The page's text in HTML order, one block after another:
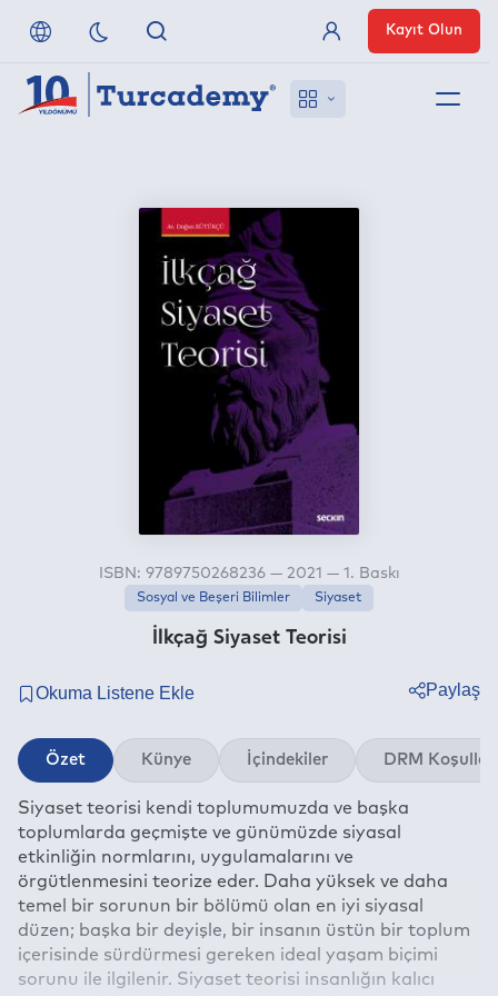
Referanslarımız
Anlaşmalı Yayınevleri
Üye Girişi
Kayıt Olun
İlkçağ Siyaset Teorisi
ISBN: 9789750268236 — 2021 — 1. Baskı
Sosyal ve Beşeri Bilimler Siyaset
Paylaş
Twitter
Linkedin
Whatsapp
Telegram
E-mail
Özet Künye İçindekiler DRM Koşulları
Siyaset teorisi kendi toplumumuzda ve başka
toplumlarda geçmişte ve günümüzde siyasal
etkinliğin normlarını, uygulamalarını ve
örgütlenmesini teorize eder. Daha yüksek ve daha
temel bir sorunun bir bölümü olan en iyi siyasal
düzen; başka bir deyişle, bir insanın üstün bir toplum
içerisinde sürdürmesi gereken ideal yaşam biçimi
sorunu ile ilgilenir. Siyaset teorisi insanlığın kalıcı